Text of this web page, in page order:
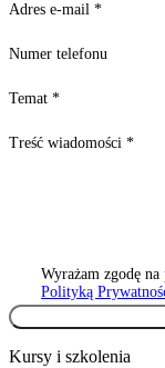
Adres e-mail *
Numer telefonu
Temat *
Treść wiadomości *
Wyrażam zgodę
Polityką
Kursy i szkolenia